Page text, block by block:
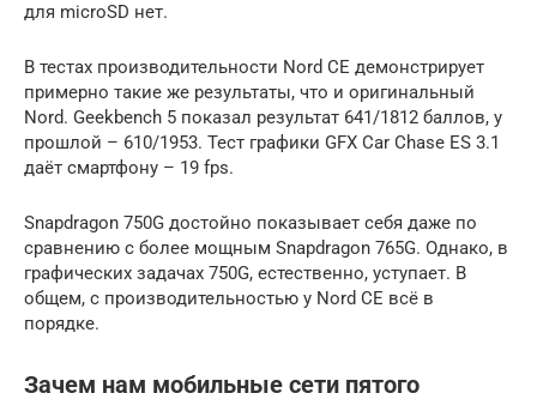
для microSD нет.
В тестах производительности Nord CE демонстрирует
примерно такие же результаты, что и оригинальный
Nord. Geekbench 5 показал результат 641/1812 баллов, у
прошлой – 610/1953. Тест графики GFX Car Chase ES 3.1
даёт смартфону – 19 fps.
Snapdragon 750G достойно показывает себя даже по
сравнению с более мощным Snapdragon 765G. Однако, в
графических задачах 750G, естественно, уступает. В
общем, с производительностью у Nord CE всё в
порядке.
Зачем нам мобильные сети пятого